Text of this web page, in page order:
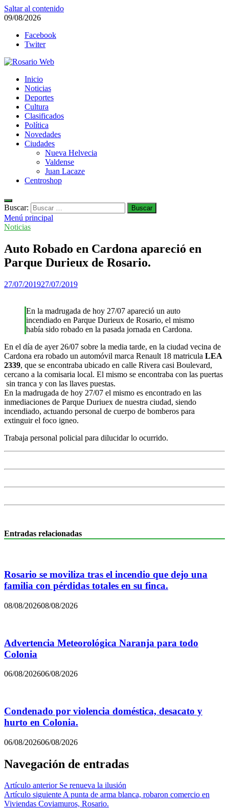
Saltar al contenido
09/08/2026
Facebook
Twiter
Rosario Web
Todas la noticias de Rosario y la zona
Inicio
Noticias
Deportes
Cultura
Clasificados
Política
Novedades
Ciudades
Nueva Helvecia
Valdense
Juan Lacaze
Centroshop
Buscar:
Menú principal
Noticias
Auto Robado en Cardona apareció en
Parque Durieux de Rosario.
27/07/201927/07/2019
En la madrugada de hoy 27/07 apareció un auto
incendiado en Parque Durieux de Rosario, el mismo
había sido robado en la pasada jornada en Cardona.
En el día de ayer 26/07 sobre la media tarde, en la ciudad vecina de
Cardona era robado un automóvil marca Renault 18 matricula LEA
2339, que se encontraba ubicado en calle Rivera casi Boulevard,
cercano a la comisaria local. El mismo se encontraba con las puertas
sin tranca y con las llaves puestas.
En la madrugada de hoy 27/07 el mismo es encontrado en las
inmediaciones de Parque Duriuex de nuestra ciudad, siendo
incendiado, actuando personal de cuerpo de bomberos para
extinguir el foco igneo.
Trabaja personal policial para dilucidar lo ocurrido.
Entradas relacionadas
Rosario se moviliza tras el incendio que dejo una
familia con pérdidas totales en su finca.
08/08/202608/08/2026
Advertencia Meteorológica Naranja para todo
Colonia
06/08/202606/08/2026
Condenado por violencia doméstica, desacato y
hurto en Colonia.
06/08/202606/08/2026
Navegación de entradas
Artículo anterior Se renueva la ilusión
Artículo siguienteA punta de arma blanca, robaron comercio en
Viviendas Coviamuros, Rosario.